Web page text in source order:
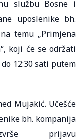
službu Bosne i
uposlenike bh.
temu „Primjena
koji će se održati
do 12:30 sati putem
Mujakić. Učešće
bh. kompanija
prijavu